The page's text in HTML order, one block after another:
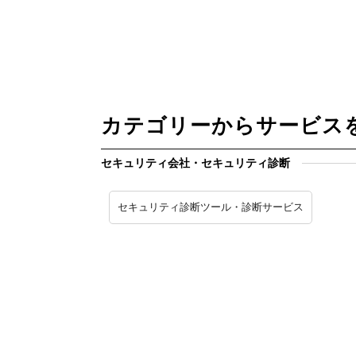
カテゴリーからサービス
セキュリティ会社・セキュリティ診断
セキュリティ診断ツール・診断サービス